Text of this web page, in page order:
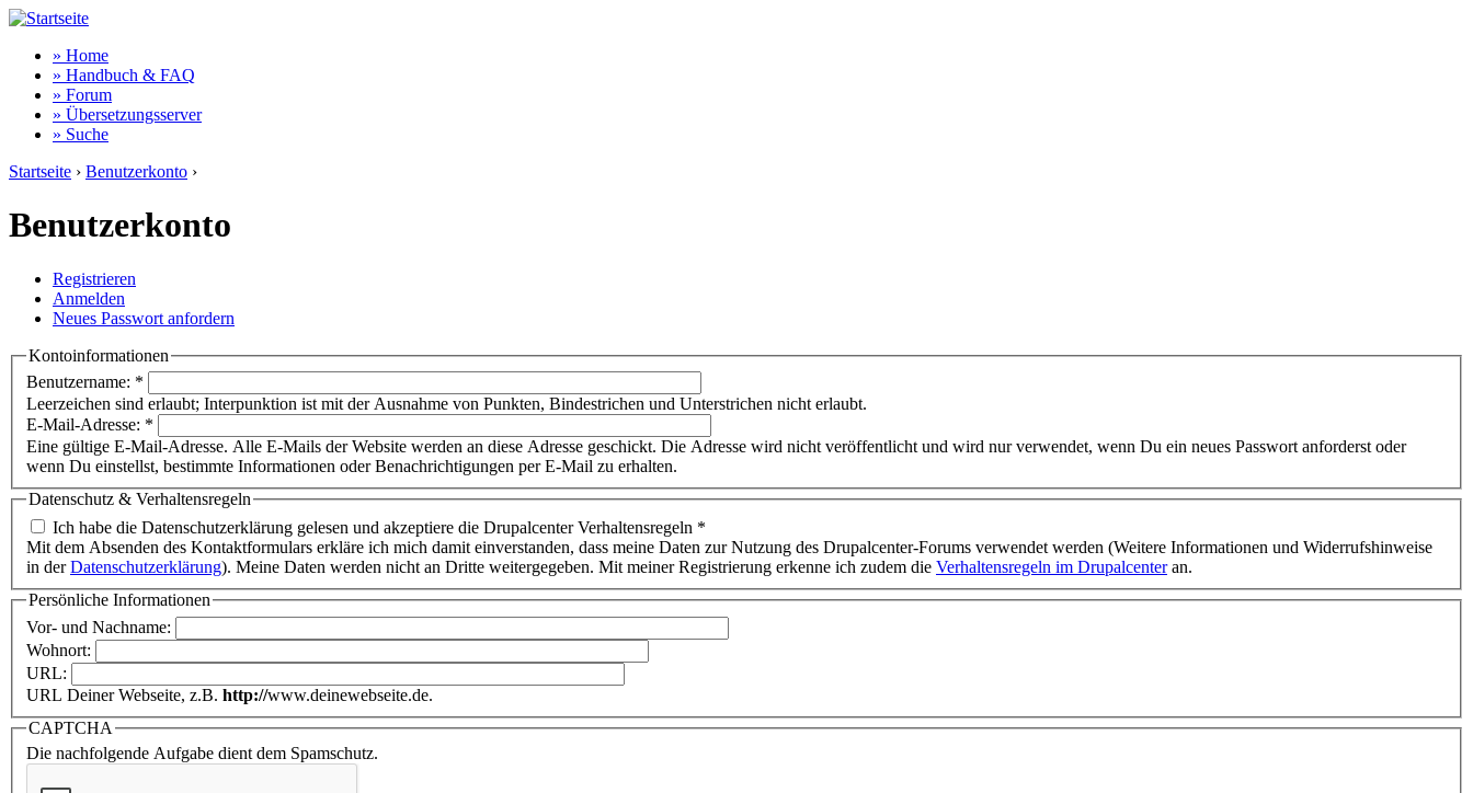
» Home
» Handbuch & FAQ
» Forum
» Übersetzungsserver
» Suche
Startseite › Benutzerkonto ›
Benutzerkonto
Registrieren
Anmelden
Neues Passwort anfordern
Kontoinformationen
Benutzername: *
Leerzeichen sind erlaubt; Interpunktion ist mit der Ausnahme von Punkten, Bindestrichen und Unterstrichen nicht erlaubt.
E-Mail-Adresse: *
Eine gültige E-Mail-Adresse. Alle E-Mails der Website werden an diese Adresse geschickt. Die Adresse wird nicht veröffentlicht und wird nur verwendet, wenn Du ein neues Passwort anforderst oder
wenn Du einstellst, bestimmte Informationen oder Benachrichtigungen per E-Mail zu erhalten.
Datenschutz & Verhaltensregeln
Ich habe die Datenschutzerklärung gelesen und akzeptiere die Drupalcenter Verhaltensregeln *
Mit dem Absenden des Kontaktformulars erkläre ich mich damit einverstanden, dass meine Daten zur Nutzung des Drupalcenter-Forums verwendet werden (Weitere Informationen und Widerrufshinweise
in derDatenschutzerklärung). Meine Daten werden nicht an Dritte weitergegeben. Mit meiner Registrierung erkenne ich zudem die Verhaltensregeln im Drupalcenteran.
Persönliche Informationen
Vor- und Nachname:
Wohnort:
URL:
URL Deiner Webseite, z.B. http://www.deinewebseite.de.
CAPTCHA
Die nachfolgende Aufgabe dient dem Spamschutz.